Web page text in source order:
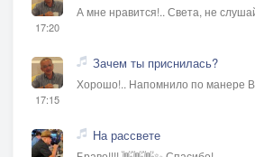
17:20
А мне нравится!.. Света, не
17:15
Зачем ты приснилась?
Хорошо!.. Напомнило по манере
На рассвете